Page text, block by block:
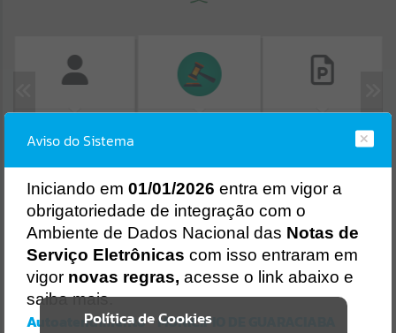
PAGAMENTO
Resultados para""
PortaisPolítica de Cookies
Aviso do Sistema
Iniciando em 01/01/2026 entra em vigor a
obrigatoriedade de integração com o
Ambiente de Dados Nacional das Notas de
Serviço Eletrônicas com isso entraram em
vigor novas regras, acesse o link abaixo e
saiba mais.
Autoatendimento - MUNICIPIO DE GUARACIABA
Erro
Gerenciamento do Sistema
CÓDIGO DA MENSAGEM:
Ocorreu um erro de script:
Uncaught SyntaxError: Unexpected token '('
https://guaraciaba.atende.net/cidadao/pagina/static/bundle/wpo_in
dex_2_base_l2_portal_editores_sync_d9fb77cfd5741fafc9972edc7a6
41fea.js?v=83d4f602:47
Verificar Mais Detalhes